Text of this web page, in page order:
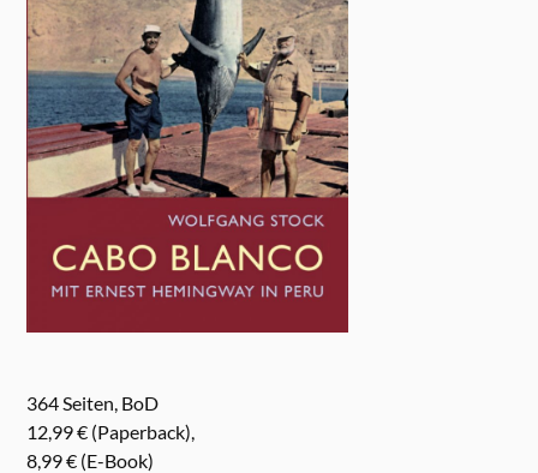
364 Seiten, BoD
12,99 € (Paperback),
8,99 € (E-Book)